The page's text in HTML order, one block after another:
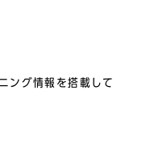
ング情報を搭載して